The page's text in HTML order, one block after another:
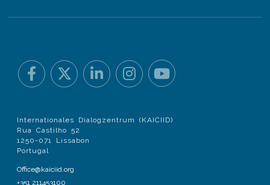
Internationales Dialogzentrum (KAICIID)
Rua Castilho 52
1250-071 Lissabon
Portugal
Office@kaiciid.org
+351 211453100